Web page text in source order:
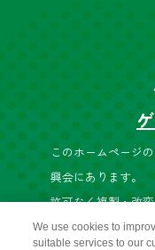
このホームページ
興会にあります。
許可なく複製・改
転載・複写等を禁
We use cookies to
suitable services to our